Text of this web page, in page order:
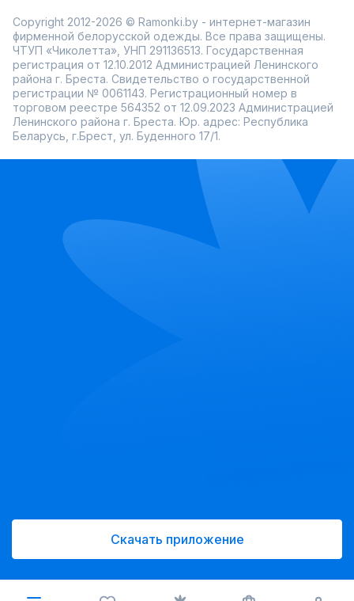
Copyright 2012-2026 © Ramonki.by - интернет-магазин
фирменной белорусской одежды. Все права защищены.
ЧТУП «Чиколетта», УНП 291136513. Государственная
регистрация от 12.10.2012 Администрацией Ленинского
района г. Бреста. Свидетельство о государственной
регистрации № 0061143. Регистрационный номер в
торговом реестре 564352 от 12.09.2023 Администрацией
Ленинского района г. Бреста. Юр. адрес: Республика
Беларусь, г.Брест, ул. Буденного 17/1.
Скачать приложение